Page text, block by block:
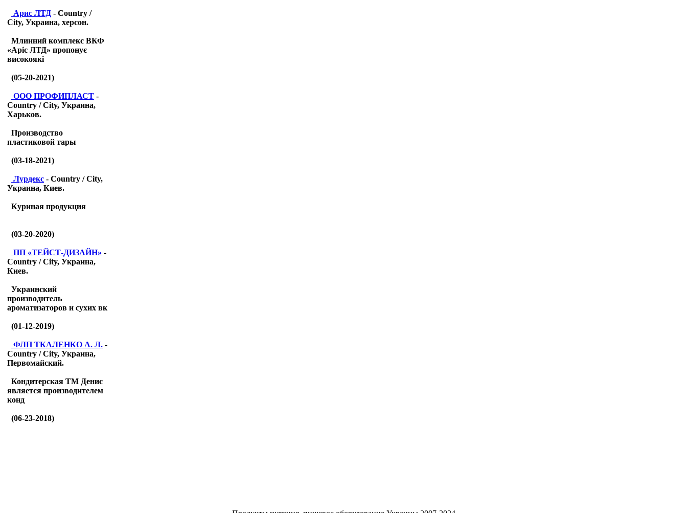
Арис ЛТД - Country /
City, Украина, херсон.
Млинний комплекс ВКФ
«Аріс ЛТД» пропонує
високоякі
(05-20-2021)
ООО ПРОФИПЛАСТ -
Country / City, Украина,
Харьков.
Производство
пластиковой тары
(03-18-2021)
Лурдекс - Country / City,
Украина, Киев.
Куриная продукция
(03-20-2020)
ПП «ТЕЙСТ-ДИЗАЙН» -
Country / City, Украина,
Киев.
Украинский
производитель
ароматизаторов и сухих вк
(01-12-2019)
ФЛП ТКАЛЕНКО А. Л. -
Country / City, Украина,
Первомайский.
Кондитерская ТМ Денис
является производителем
конд
(06-23-2018)